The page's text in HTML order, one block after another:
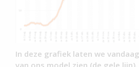
In deze grafiek laten we
van ons model zien (de gele